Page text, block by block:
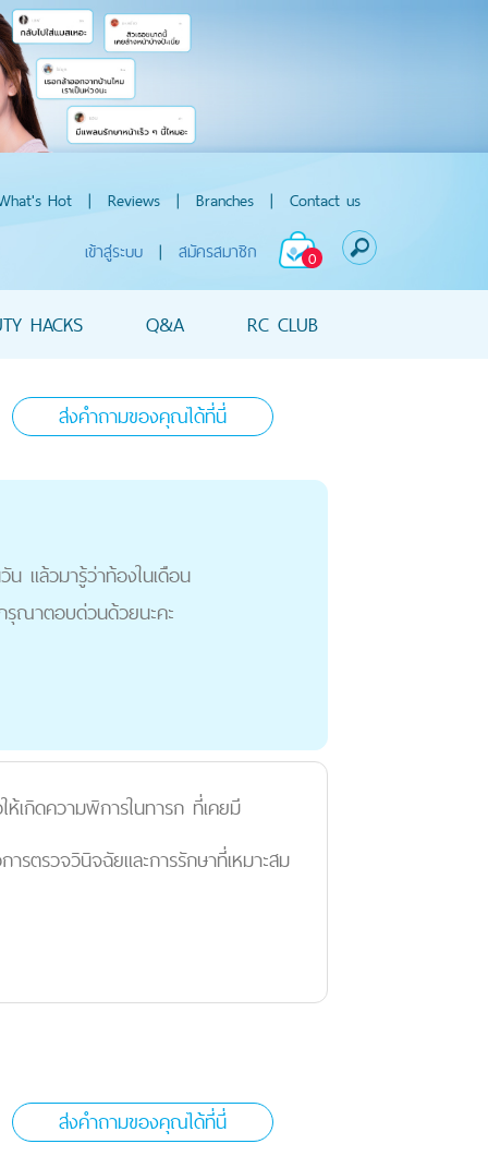
Hot | Reviews | Branches | Contact us
0
เข้าสู่ระบบ | สมัครสมาชิก
HACKS Q&A RC CLUB
ส่งคำถามของคุณได้ที่นี่
แล้วมารู้ว่าท้องในเดือน
รุณาตอบด่วนด้วยนะคะ
กิดความพิการในทารก ที่เคยมี
รตรวจวินิจฉัยและการรักษาที่เหมาะสม
ส่งคำถามของคุณได้ที่นี่